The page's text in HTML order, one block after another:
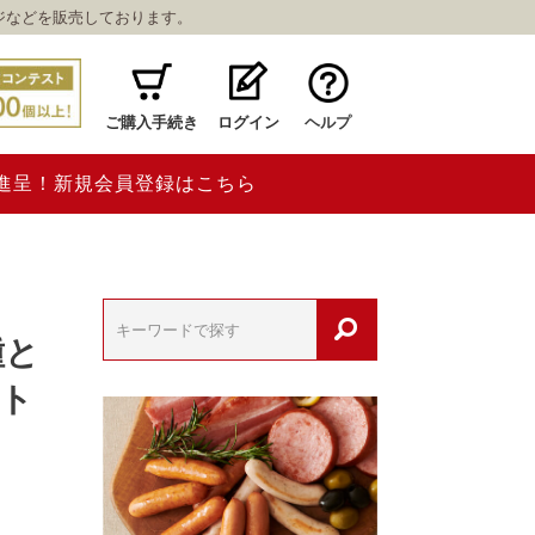
どを販売しております。
ご購入手続き ログイン ヘルプ
！新規会員登録はこちら